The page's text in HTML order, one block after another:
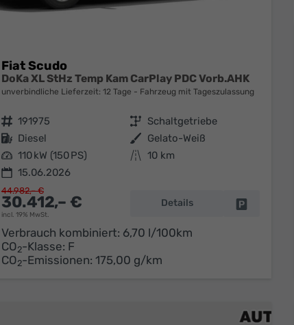
Fiat Scudo
DoKa XL StHz Temp Kam CarPlay PDC Vorb.AHK
unverbindliche Lieferzeit: 12 Tage Fahrzeug mit Tageszulassung
Fahrzeugnr. 191975 Getriebe Schaltgetriebe
Kraftstoff Diesel Außenfarbe Gelato-Weiß
Leistung 110 kW (150 PS) Kilometerstand 10 km
15.06.2026
30.412,– €
incl. 19% MwSt.
44.982,– €
Details Fahrzeug
Verbrauch kombiniert: 6,70 l/100km
CO2-Klasse: F
CO2-Emissionen: 175,00 g/km